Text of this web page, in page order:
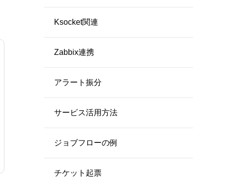
Ksocket関連
Zabbix連携
アラート振分
サービス活用方法
ジョブフローの例
チケット起票